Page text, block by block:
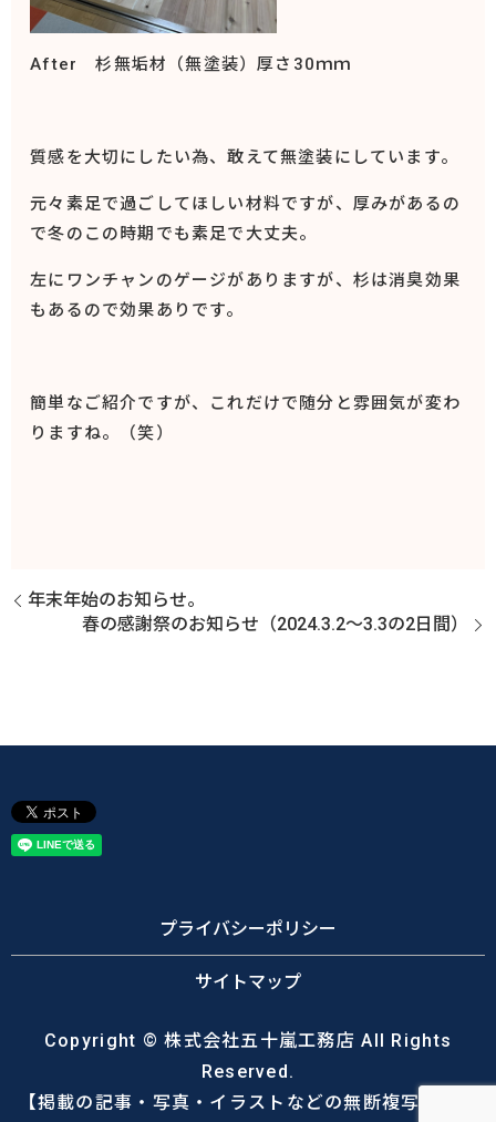
After 杉無垢材（無塗装）厚さ30ｍｍ
質感を大切にしたい為、敢えて無塗装にしています。
元々素足で過ごしてほしい材料ですが、厚みがあるの
で冬のこの時期でも素足で大丈夫。
左にワンチャンのゲージがありますが、杉は消臭効果
もあるので効果ありです。
簡単なご紹介ですが、これだけで随分と雰囲気が変わ
りますね。（笑）
年末年始のお知らせ。
春の感謝祭のお知らせ（2024.3.2～3.3の2日間）
プライバシーポリシー
サイトマップ
Copyright © 株式会社五十嵐工務店 All Rights
Reserved.
【掲載の記事・写真・イラストなどの無断複写・転載